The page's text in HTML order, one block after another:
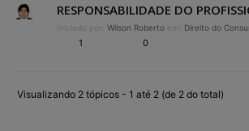
RESPONSABILIDADE DO
Iniciado por: Wilson Roberto em: Direito do
1 0
Visualizando 2 tópicos - 1 até 2 (de 2 do total)